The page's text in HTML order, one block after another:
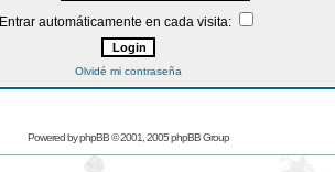
Entrar automáticamente en cada visita:
Olvidé mi contraseña
Powered byphpBB© 2001, 2005 phpBB Group